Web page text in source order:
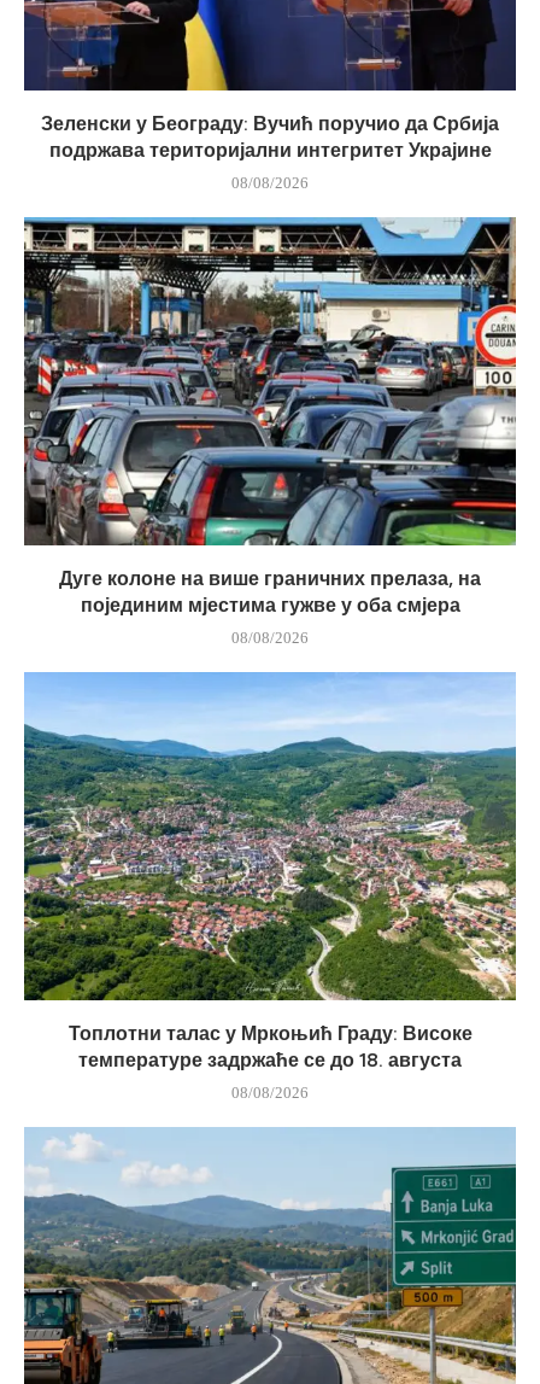
Зеленски у Београду: Вучић поручио да Србија
подржава територијални интегритет Украјине
08/08/2026
Дуге колоне на више граничних прелаза, на
појединим мјестима гужве у оба смјера
08/08/2026
Топлотни талас у Мркоњић Граду: Високе
температуре задржаће се до 18. августа
08/08/2026